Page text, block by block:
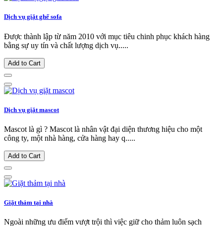
Dịch vụ giặt ghế sofa
Được thành lập từ năm 2010 với mục tiêu chinh phục khách hàng
bằng sự uy tín và chất lượng dịch vụ.....
Add to Cart
Dịch vụ giặt mascot
Mascot là gì ? Mascot là nhân vật đại diện thương hiệu cho một
công ty, một nhà hàng, cửa hàng hay q.....
Add to Cart
Giặt thảm tại nhà
Ngoài những ưu điểm vượt trội thì việc giữ cho thảm luôn sạch